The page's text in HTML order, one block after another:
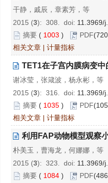
干静，戚辰，章素芳，等
2015 (3): 308. doi: 11.3969/
摘要 ( 1003 ) PDF
相关文章 | 计量指标
TET1在子宫内膜病变
谢冰莹，张箴波，杨永彬，等
2015 (3): 316. doi: 11.3969/
摘要 ( 1035 ) PDF
相关文章 | 计量指标
利用FAP动物模型观察
朴美玉，曹海龙，何娜娜，等
2015 (3): 323. doi: 11.3969/
摘要 ( 1084 ) PDF